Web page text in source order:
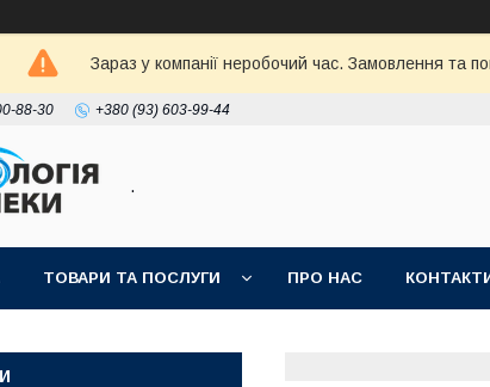
Зараз у компанії неробочий час. Замовлення та
88-30 +380 (93) 603-99-44
.
ТОВАРИ ТА ПОСЛУГИ ПРО НАС